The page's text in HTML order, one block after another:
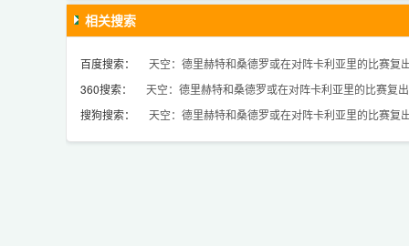
相关搜索
百度搜索：
天空：德里赫特和桑德罗或在对阵卡利亚里的比赛复
360搜索：
天空：德里赫特和桑德罗或在对阵卡利亚里的比赛复出
搜狗搜索：
天空：德里赫特和桑德罗或在对阵卡利亚里的比赛复